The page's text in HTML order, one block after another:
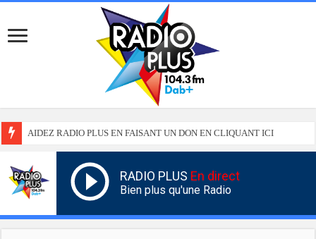
AIDEZ RADIO PLUS EN FAISANT UN DON EN CLIQUANT ICI
RADIO PLUS En direct
Bien plus qu'une Radio